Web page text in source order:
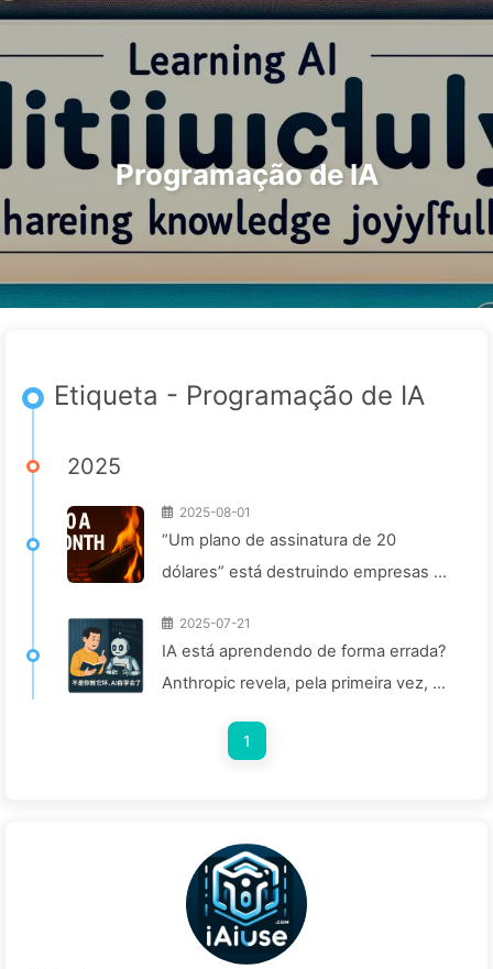
Pesquisar Início Arquivos Etiquetas
Categorias Links Sobre 🇵🇹 Português
Programação de IA
Etiqueta - Programação de IA
2025
2025-08-01
“Um plano de assinatura de 20
dólares” está destruindo empresas de
uma ilusão; o que realmente custa
2025-07-21
IA está aprendendo de forma errada?
Anthropic revela, pela primeira vez, os
Aprendendo Com IA 161
1